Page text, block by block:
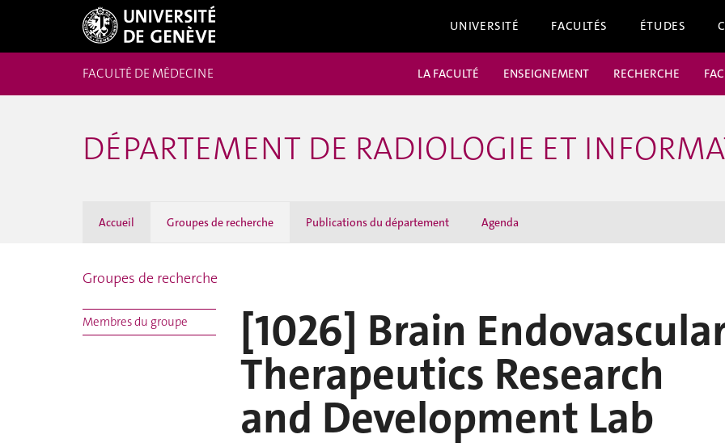
UNIVERSITÉ FACULTÉS ÉTUDES
FACULTÉ DE MÉDECINE LA FACULTÉ ENSEIGNEMENT RECHERCHE
DÉPARTEMENT DE RADIOLOGIE ET
Accueil Groupes de recherche Publications du département Agenda
Groupes de recherche
Membres du groupe [1026] Brain
Therapeutics Research
and Development Lab